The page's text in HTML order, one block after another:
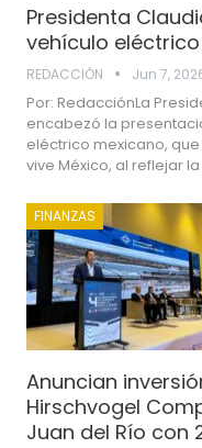
Presidenta
vehículo eléctrico
REDACCIÓN Jun 7,
Por: RedacciónLa
encabezó la
eléctrico mexicano,
vive México, al reflejar
FINANZAS
Anuncian
Hirschvogel
Juan del Río con